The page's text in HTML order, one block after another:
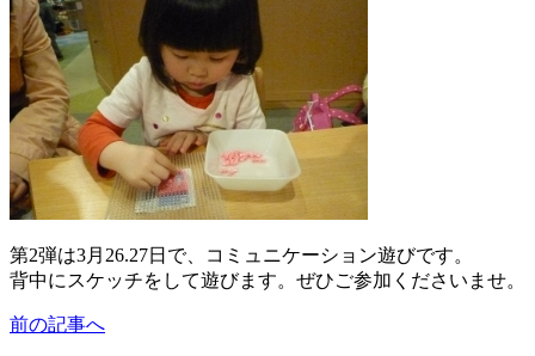
第2弾は3月26.27日で、コミュニケーション遊びです。
背中にスケッチをして遊びます。ぜひご参加くださいませ。
前の記事へ